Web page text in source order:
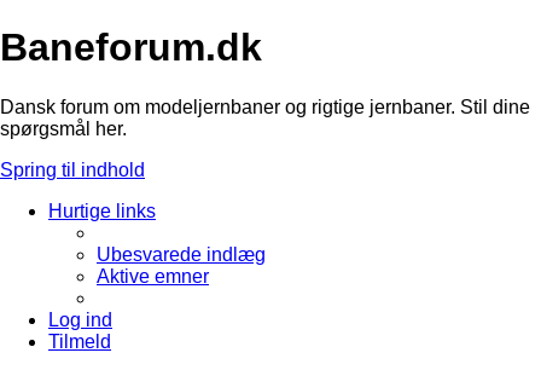
Baneforum.dk
Dansk forum om modeljernbaner og rigtige jernbaner. Stil dine
spørgsmål her.
Spring til indhold
Hurtige links
Ubesvarede indlæg
Aktive emner
Log ind
Tilmeld